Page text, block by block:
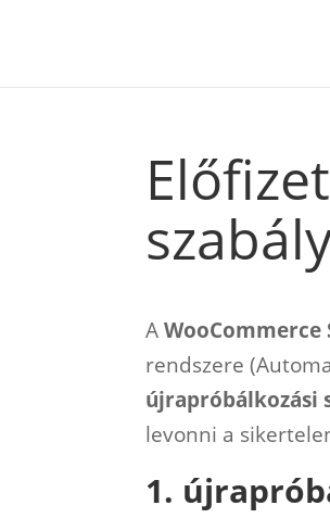
A
rendszere
újrapróbálkozási
levonni a
1.